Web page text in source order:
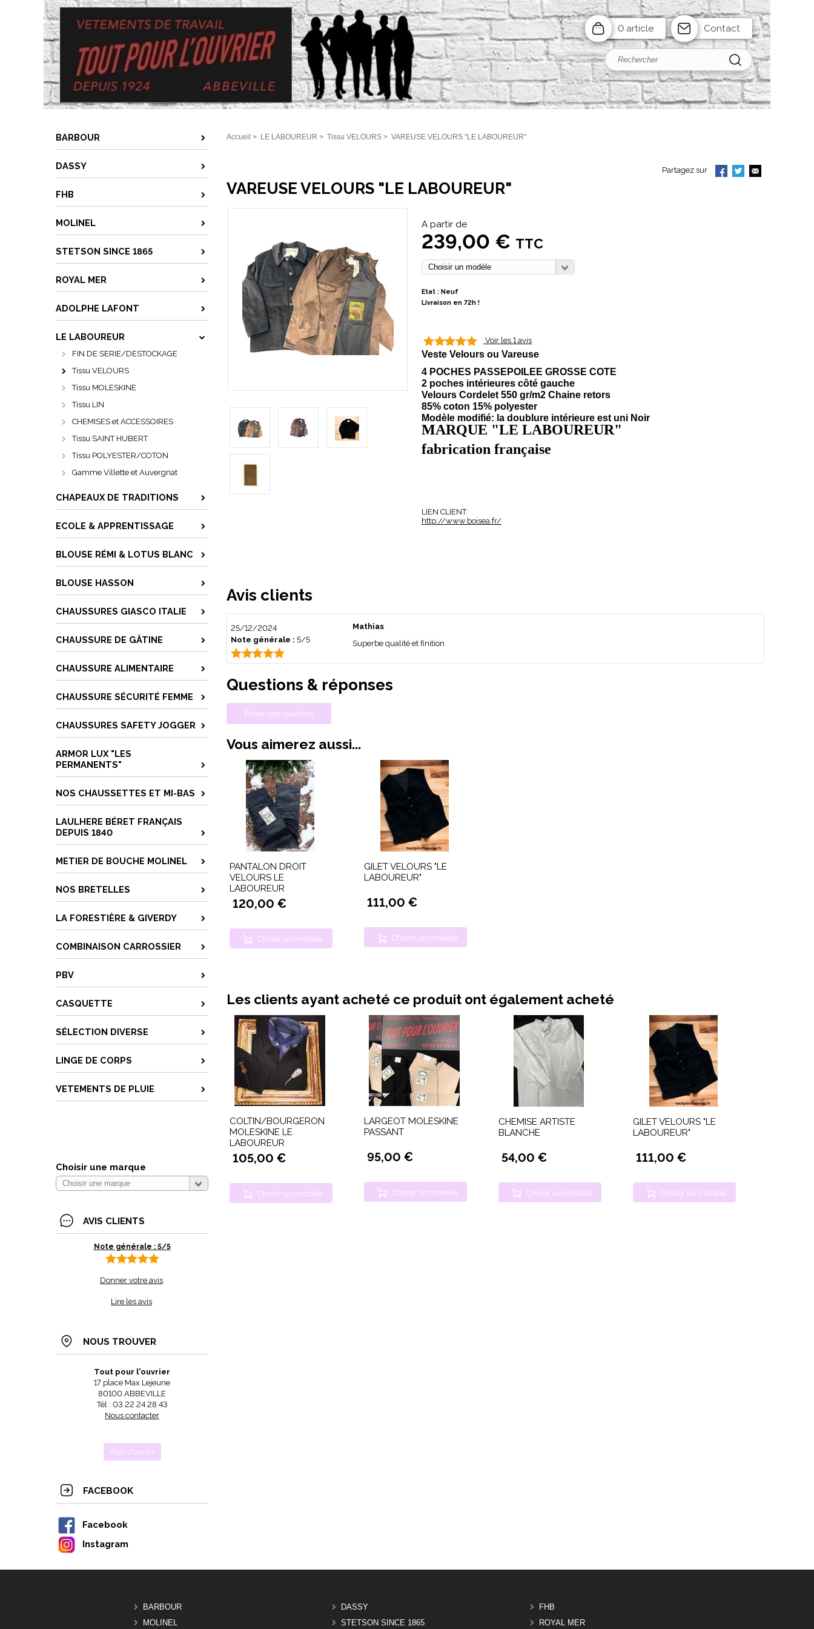
0 article Contact
BARBOUR
DASSY
FHB
MOLINEL
STETSON SINCE 1865
ROYAL MER
ADOLPHE LAFONT
LE LABOUREUR
FIN DE SERIE/DESTOCKAGE
Tissu VELOURS
Tissu MOLESKINE
Tissu LIN
CHEMISES et ACCESSOIRES
Tissu SAINT HUBERT
Tissu POLYESTER/COTON
Gamme Villette et Auvergnat
CHAPEAUX DE TRADITIONS
ECOLE & APPRENTISSAGE
BLOUSE RÉMI & LOTUS BLANC
BLOUSE HASSON
CHAUSSURES GIASCO ITALIE
CHAUSSURE DE GÂTINE
CHAUSSURE ALIMENTAIRE
CHAUSSURE SÉCURITÉ FEMME
CHAUSSURES SAFETY JOGGER
ARMOR LUX "LES
PERMANENTS"
NOS CHAUSSETTES ET MI-BAS
LAULHERE BÉRET FRANÇAIS
DEPUIS 1840
METIER DE BOUCHE MOLINEL
NOS BRETELLES
LA FORESTIÈRE & GIVERDY
COMBINAISON CARROSSIER
PBV
CASQUETTE
SÉLECTION DIVERSE
LINGE DE CORPS
VETEMENTS DE PLUIE
Choisir une marque
AVIS CLIENTS
Note générale : 5/5
Donner votre avis
Lire les avis
NOUS TROUVER
Tout pour l'ouvrier
17 place Max Lejeune
80100 ABBEVILLE
Tél : 03 22 24 28 43
Nous contacter
Plan d'accès
FACEBOOK
Facebook
Instagram
Accueil > LE LABOUREUR > Tissu VELOURS > VAREUSE VELOURS "LE LABOUREUR"
Partagez sur
VAREUSE VELOURS "LE LABOUREUR"
A partir de
239,00 € TTC
Etat : Neuf
Livraison en 72h !
Voir les 1 avis
Veste Velours ou Vareuse
4 POCHES PASSEPOILEE GROSSE COTE
2 poches intérieures côté gauche
Velours Cordelet 550 gr/m2 Chaine retors
85% coton 15% polyester
Modèle modifié: la doublure intérieure est uni Noir
MARQUE "LE LABOUREUR"
fabrication française
LIEN CLIENT:
http://www.boisea.fr/
Avis clients
25/12/2024
Note générale : 5/5
Mathias
Superbe qualité et finition
Questions & réponses
Poser une question
Vous aimerez aussi...
PANTALON DROIT
VELOURS LE
LABOUREUR
120,00 €
Choisir un modèle
GILET VELOURS "LE
LABOUREUR"
111,00 €
Choisir un modèle
Les clients ayant acheté ce produit ont également acheté
COLTIN/BOURGERON
MOLESKINE LE
LABOUREUR
105,00 €
Choisir un modèle
LARGEOT MOLESKINE
PASSANT
95,00 €
Choisir un modèle
CHEMISE ARTISTE
BLANCHE
54,00 €
Choisir un modèle
GILET VELOURS "LE
LABOUREUR"
111,00 €
Choisir un modèle
BARBOUR DASSY
FHB
MOLINEL
STETSON SINCE 1865 ROYAL MER